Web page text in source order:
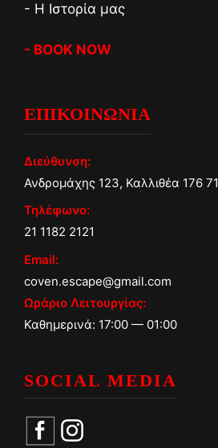
- Η Ιστορία μας
- BOOK NOW
ΕΠΙΚΟΙΝΩΝΙΑ
Διεύθυνση:
Ανδρομάχης 123, Καλλιθέα 176 71
Τηλέφωνο:
21 1182 2121
Email:
coven.escape@gmail.com
Ωράριο Λειτουργίας:
Καθημερινά: 17:00 — 01:00
SOCIAL MEDIA